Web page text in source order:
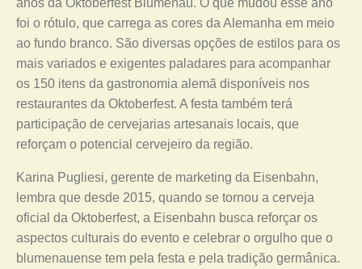
anos da Oktoberfest Blumenau. O que mudou esse ano
foi o rótulo, que carrega as cores da Alemanha em meio
ao fundo branco. São diversas opções de estilos para os
mais variados e exigentes paladares para acompanhar
os 150 itens da gastronomia alemã disponíveis nos
restaurantes da Oktoberfest. A festa também terá
participação de cervejarias artesanais locais, que
reforçam o potencial cervejeiro da região.
Karina Pugliesi, gerente de marketing da Eisenbahn,
lembra que desde 2015, quando se tornou a cerveja
oficial da Oktoberfest, a Eisenbahn busca reforçar os
aspectos culturais do evento e celebrar o orgulho que o
blumenauense tem pela festa e pela tradição germânica.